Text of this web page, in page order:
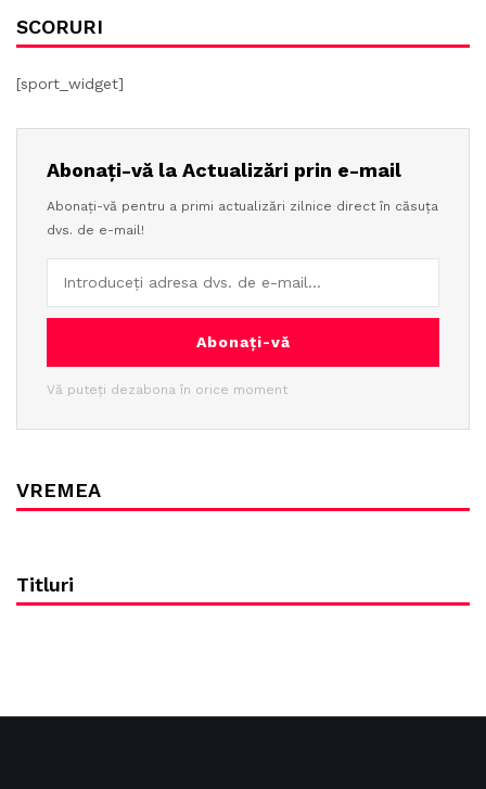
SCORURI
[sport_widget]
Abonați-vă la Actualizări prin e-mail
Abonați-vă pentru a primi actualizări zilnice direct în căsuța
dvs. de e-mail!
Abonați-vă
Vă puteți dezabona în orice moment
VREMEA
Titluri